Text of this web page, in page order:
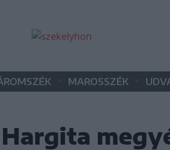
• MAROSSZÉK •